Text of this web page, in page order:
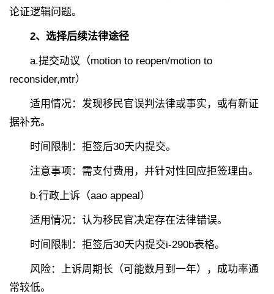
论证逻辑问题。
2、 选择后续法律途径
a.提交动议（motion to reopen/motion to
reconsider,mtr）
适用情况：发现移民官误判法律或事实，或有新证
据补充。
时间限制：拒签后30天内提交。
注意事项：需支付费用，并针对性回应拒签理由。
b.行政上诉（aao appeal）
适用情况：认为移民官决定存在法律错误。
时间限制：拒签后30天内提交i-290b表格。
风险：上诉周期长（可能数月到一年），成功率通
常较低。